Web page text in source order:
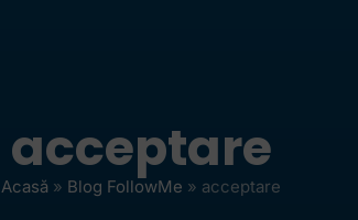
acceptare
Acasă » Blog FollowMe » acceptare